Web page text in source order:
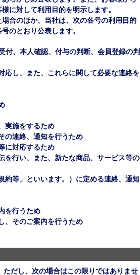
に対して利用目的を明示します。
合のほか、当社は、次の各号の利用目的
のとおり公表します。
付、本人確認、付与の判断、会員登録の判
応し、また、これらに関して必要な連絡を
実施をするため
の連絡、通知を行うため
に対応するため
を行い、また、新たな商品、サービス等の
約等」といいます。）に定める連絡、通知
を行うため
、そのご案内を行うため
だし、次の場合はこの限りではありませ